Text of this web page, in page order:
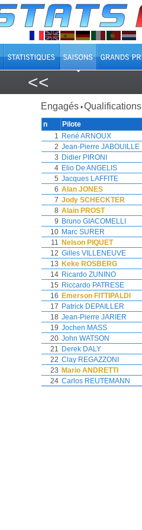
<<
Engagés •Qualifications
n Pilote
1 René ARNOUX
2 Jean-Pierre JABOUILLE
3 Didier PIRONI
4 Elio De ANGELIS
5 Jacques LAFFITE
6 Alan JONES
7 Jody SCHECKTER
8 Alain PROST
9 Bruno GIACOMELLI
10 Marc SURER
11 Nelson PIQUET
12 Gilles VILLENEUVE
13 Keke ROSBERG
14 Ricardo ZUNINO
15 Riccardo PATRESE
16 Emerson FITTIPALDI
17 Patrick DEPAILLER
18 Jean-Pierre JARIER
19 Jochen MASS
20 John WATSON
21 Derek DALY
22 Clay REGAZZONI
23 Mario ANDRETTI
24 Carlos REUTEMANN